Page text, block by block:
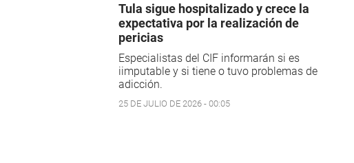
Tula sigue hospitalizado y crece la
expectativa por la realización de
pericias
Especialistas del CIF informarán si es
iimputable y si tiene o tuvo problemas de
adicción.
25 DE JULIO DE 2026 - 00:05